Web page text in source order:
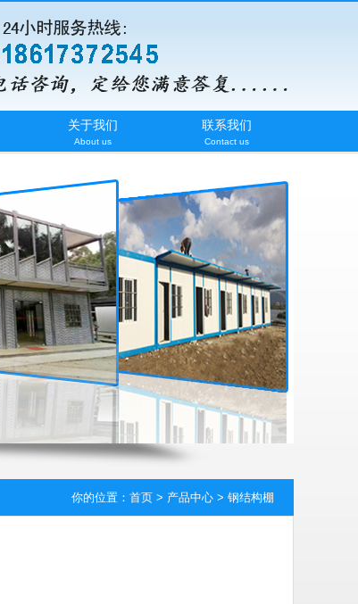
关于我们
About us
联系我们
Contact us
你的位置： 首页 > 产品中心 > 钢结构棚